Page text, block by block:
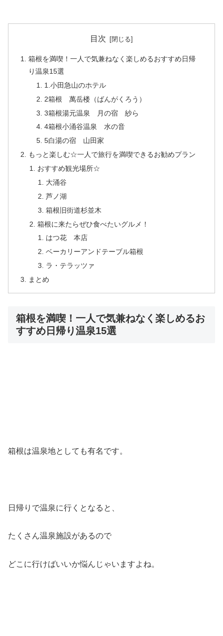
目次
箱根を満喫！一人で気兼ねなく楽しめるおすすめ日帰
り温泉15選
1.小田急山のホテル
2箱根 萬岳楼（ばんがくろう）
3箱根湯元温泉 月の宿 紗ら
4箱根小涌谷温泉 水の音
5白湯の宿 山田家
もっと楽しむ☆一人で旅行を満喫できるお勧めプラン
おすすめ観光場所☆
大涌谷
芦ノ湖
箱根旧街道杉並木
箱根に来たらぜひ食べたいグルメ！
はつ花 本店
ベーカリーアンドテーブル箱根
ラ・テラッツァ
まとめ
箱根を満喫！一人で気兼ねなく楽しめるお
すすめ日帰り温泉15選
箱根は温泉地としても有名です。
日帰りで温泉に行くとなると、
たくさん温泉施設があるので
どこに行けばいいか悩んじゃいますよね。